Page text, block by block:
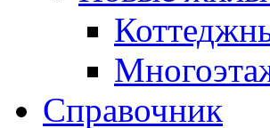
Справочник